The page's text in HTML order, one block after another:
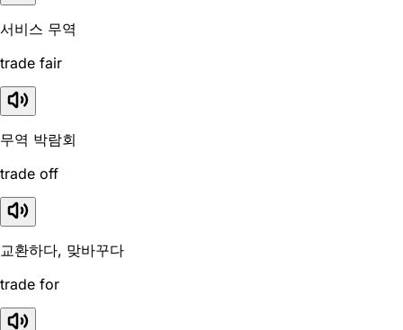
서비스 무역
trade fair
무역 박람회
trade off
교환하다, 맞바꾸다
trade for